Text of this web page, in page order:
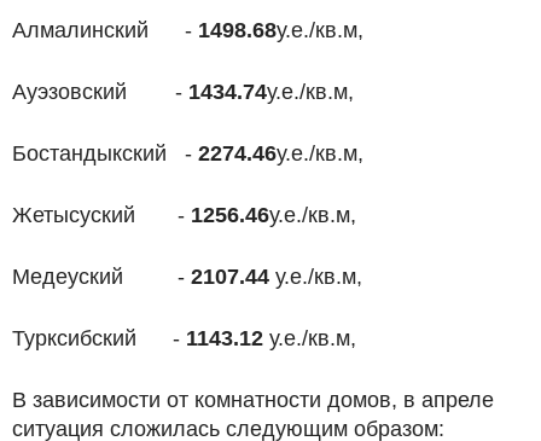
Алмалинский - 1498.68у.е./кв.м,
Ауэзовский - 1434.74у.е./кв.м,
Бостандыкский - 2274.46у.е./кв.м,
Жетысуский - 1256.46у.е./кв.м,
Медеуский - 2107.44 у.е./кв.м,
Турксибский - 1143.12 у.е./кв.м,
В зависимости от комнатности домов, в апреле
ситуация сложилась следующим образом: